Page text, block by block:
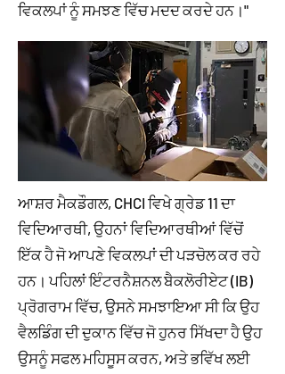
ਵਿਕਲਪਾਂ ਨੂੰ ਸਮਝਣ ਵਿੱਚ ਮਦਦ ਕਰਦੇ ਹਨ।"
ਆਸ਼ਰ ਮੈਕਡੌਗਲ, CHCI ਵਿਖੇ ਗ੍ਰੇਡ 11 ਦਾ
ਵਿਦਿਆਰਥੀ, ਉਹਨਾਂ ਵਿਦਿਆਰਥੀਆਂ ਵਿੱਚੋਂ
ਇੱਕ ਹੈ ਜੋ ਆਪਣੇ ਵਿਕਲਪਾਂ ਦੀ ਪੜਚੋਲ ਕਰ ਰਹੇ
ਹਨ। ਪਹਿਲਾਂ ਇੰਟਰਨੈਸ਼ਨਲ ਬੈਕਲੋਰੀਏਟ (IB)
ਪ੍ਰੋਗਰਾਮ ਵਿੱਚ, ਉਸਨੇ ਸਮਝਾਇਆ ਸੀ ਕਿ ਉਹ
ਵੈਲਡਿੰਗ ਦੀ ਦੁਕਾਨ ਵਿੱਚ ਜੋ ਹੁਨਰ ਸਿੱਖਦਾ ਹੈ ਉਹ
ਉਸਨੂੰ ਸਫਲ ਮਹਿਸੂਸ ਕਰਨ, ਅਤੇ ਭਵਿੱਖ ਲਈ